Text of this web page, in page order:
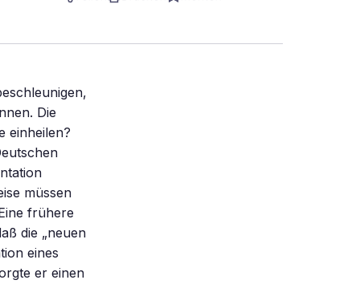
Die
einheilen?
müssen
frühere
die „neuen
eines
er einen